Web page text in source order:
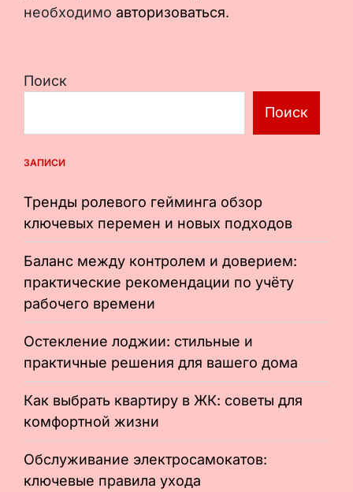
необходимо авторизоваться.
Поиск
Поиск
ЗАПИСИ
Тренды ролевого гейминга обзор
ключевых перемен и новых подходов
Баланс между контролем и доверием:
практические рекомендации по учёту
рабочего времени
Остекление лоджии: стильные и
практичные решения для вашего дома
Как выбрать квартиру в ЖК: советы для
комфортной жизни
Обслуживание электросамокатов:
ключевые правила ухода